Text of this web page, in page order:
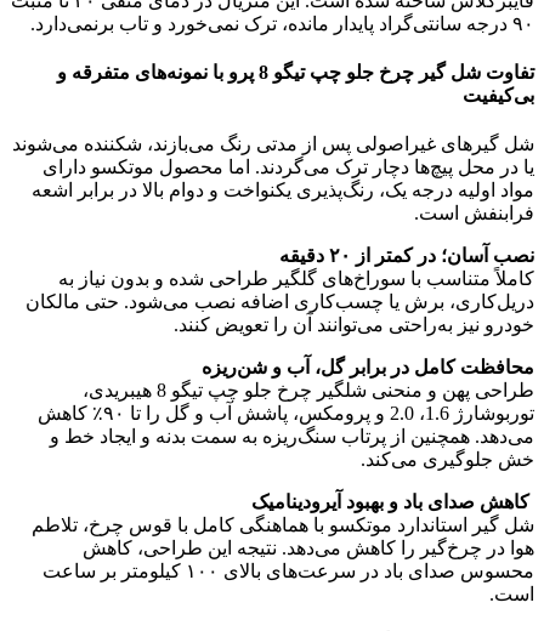
۹۰ درجه سانتی‌گراد پایدار مانده، ترک نمی‌خورد و تاب برنمی‌دارد.
تفاوت شل گیر چرخ جلو چپ تیگو 8 پرو با نمونه‌های متفرقه و
بی‌کیفیت
شل گیرهای غیراصولی پس از مدتی رنگ می‌بازند، شکننده می‌شوند
یا در محل پیچ‌ها دچار ترک می‌گردند. اما محصول موتکسو دارای
مواد اولیه درجه یک، رنگ‌پذیری یکنواخت و دوام بالا در برابر اشعه
فرابنفش است.
نصب آسان؛ در کمتر از ۲۰ دقیقه
کاملاً متناسب با سوراخ‌های گلگیر طراحی شده و بدون نیاز به
دریل‌کاری، برش یا چسب‌کاری اضافه نصب می‌شود. حتی مالکان
خودرو نیز به‌راحتی می‌توانند آن را تعویض کنند.
محافظت کامل در برابر گل، آب و شن‌ریزه
طراحی پهن و منحنی شلگیر چرخ جلو چپ تیگو 8 هیبریدی،
توربوشارژ 1.6، 2.0 و پرومکس، پاشش آب و گل را تا ۹۰٪ کاهش
می‌دهد. همچنین از پرتاب سنگ‌ریزه به سمت بدنه و ایجاد خط و
خش جلوگیری می‌کند.
کاهش صدای باد و بهبود آیرودینامیک
شل گیر استاندارد موتکسو با هماهنگی کامل با قوس چرخ، تلاطم
هوا در چرخ‌گیر را کاهش می‌دهد. نتیجه این طراحی، کاهش
محسوس صدای باد در سرعت‌های بالای ۱۰۰ کیلومتر بر ساعت
است.